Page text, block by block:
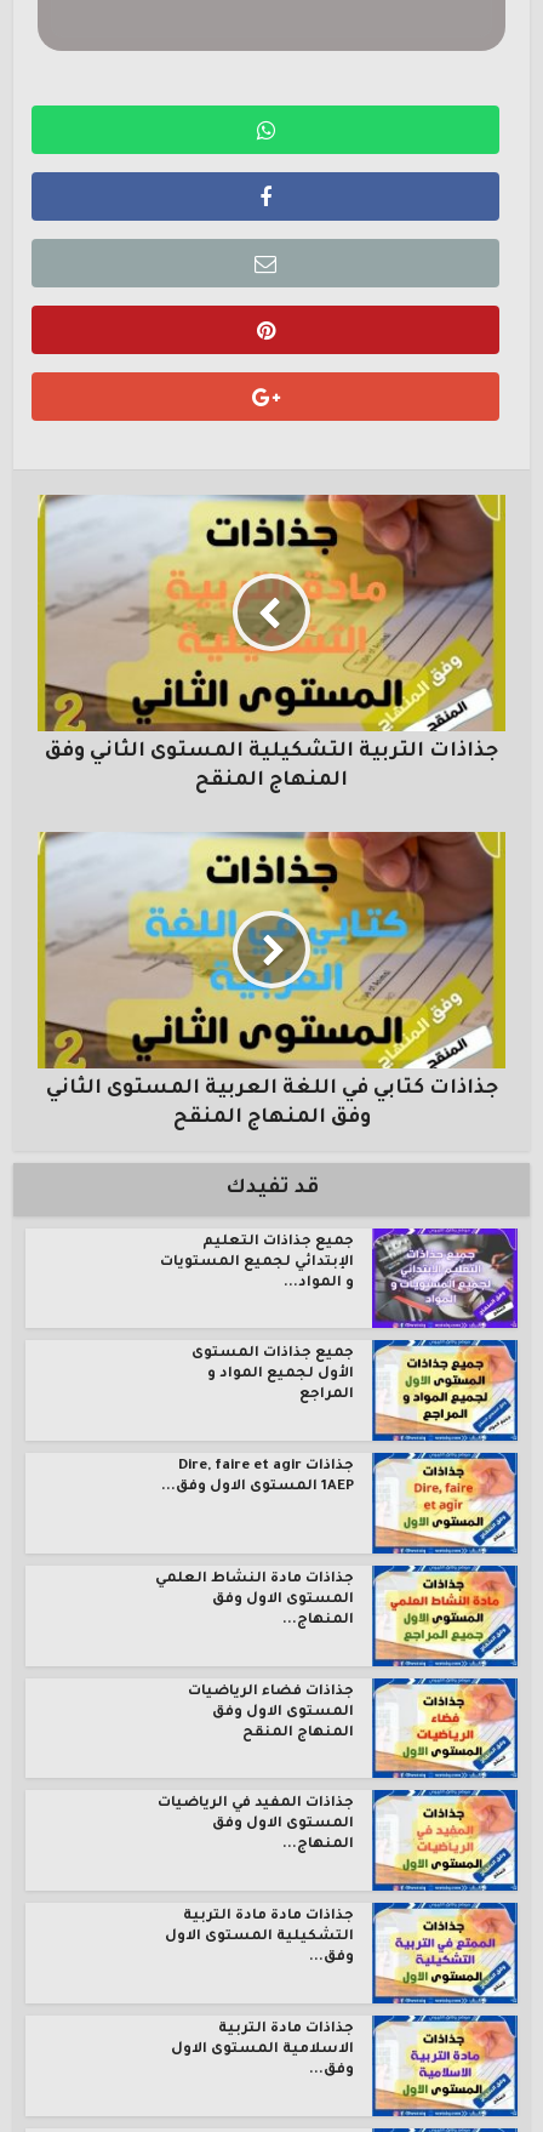
جذاذات التربية التشكيلية المستوى الثاني وفق
المنهاج المنقح
جذاذات كتابي في اللغة العربية المستوى الثاني
وفق المنهاج المنقح
قد تفيدك
جميع جذاذات التعليم
الإبتدائي لجميع المستويات
و المواد...
جميع جذاذات المستوى
الأول لجميع المواد و
المراجع
جذاذات Dire, faire et agir
1AEP المستوى الاول وفق...
جذاذات مادة النشاط العلمي
المستوى الاول وفق
المنهاج...
جذاذات فضاء الرياضيات
المستوى الاول وفق
المنهاج المنقح
جذاذات المفيد في الرياضيات
المستوى الاول وفق
المنهاج...
جذاذات مادة مادة التربية
التشكيلية المستوى الاول
وفق...
جذاذات مادة التربية
الاسلامية المستوى الاول
وفق...